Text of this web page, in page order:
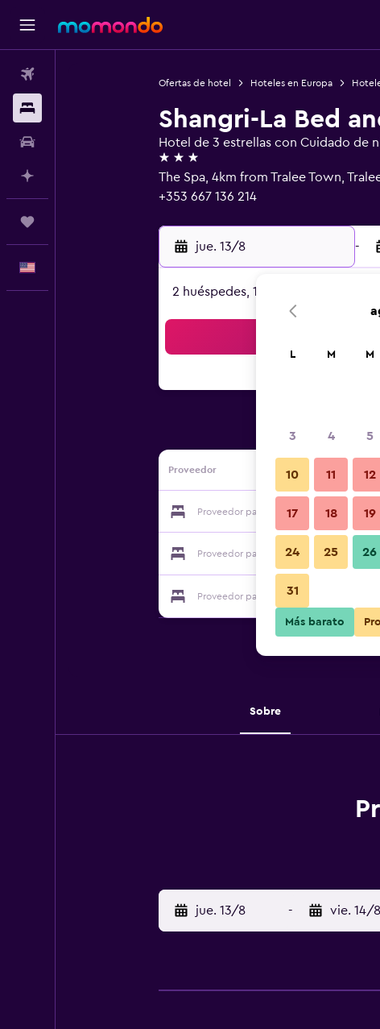
Ofertas de hotel Hoteles en Europa
Shangri-La Bed
Hotel de 3 estrellas con Cuidado de
3 estrellas
The Spa, 4km from Tralee Town,
+353 667 136 214
jue. 13/8 -
2 huéspedes, 1 habitación
Proveedor
Proveedor para Shangri-La Bed and
Proveedor para Shangri-La Bed and
Proveedor para Shangri-La Bed and
Sobre
jue. 13/8 - vie. 14/8
L M M
3 4 5
10 11 12
17 18 19
24 25 26
31
Más barato